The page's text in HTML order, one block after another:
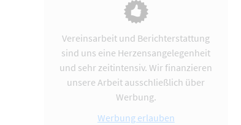
Vereinsarbeit und Berichterstattung
sind uns eine Herzensangelegenheit
und sehr zeitintensiv. Wir finanzieren
unsere Arbeit ausschließlich über
Werbung.
Werbung erlauben